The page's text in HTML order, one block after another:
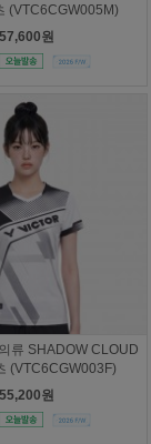
(VTC6CGW005M)
57,600원
류 SHADOW CLOUD
(VTC6CGW003F)
55,200원